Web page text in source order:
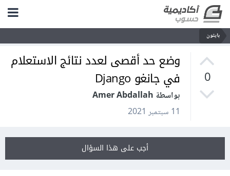
بايثون
0
وضع حد أقصى لعدد نتائج الاستعلام
في جانغو Django
بواسطة Amer Abdallah
11 سبتمبر 2021
أجب على هذا السؤال